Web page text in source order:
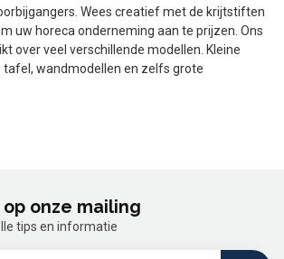
Wees creatief met de krijtstiften
uw horeca onderneming aan te prijzen. Ons
over veel verschillende modellen. Kleine
tafel, wandmodellen en zelfs grote
onze mailing
tips en informatie